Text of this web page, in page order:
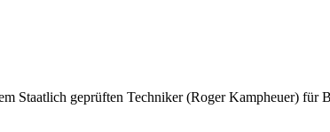
Staatlich geprüften Techniker (Roger Kampheuer) für